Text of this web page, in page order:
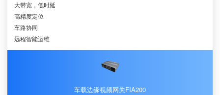
大带宽，低时延
高精度定位
车路协同
远程智能运维
车载边缘视频网关FIA200